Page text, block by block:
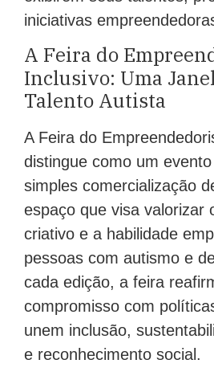
iniciativas
A Feira do
Inclusivo: Uma
Talento Autista
A Feira do
distingue como um
simples comercialização
espaço que visa valorizar
criativo e a habilidade
pessoas com autismo e
cada edição, a feira
compromisso com
unem inclusão,
e reconhecimento social.